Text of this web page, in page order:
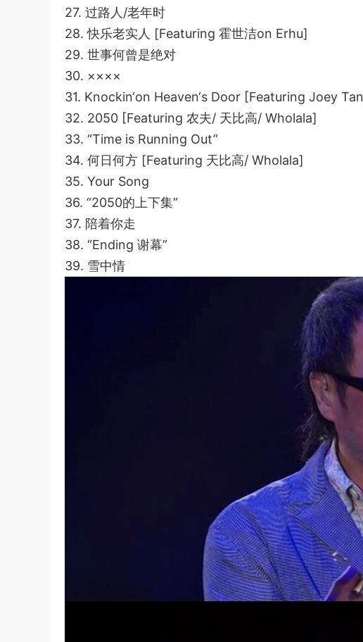
27. 过路人/老年时
28. 快乐老实人 [Featuring 霍世洁on Erhu]
29. 世事何曾是绝对
30. ××××
31. Knockin‘on Heaven‘s Door [Featuring Joey
32. 2050 [Featuring 农夫/ 天比高/ Wholala]
33. “Time is Running Out”
34. 何日何方 [Featuring 天比高/ Wholala]
35. Your Song
36. “2050的上下集”
37. 陪着你走
38. “Ending 谢幕”
39. 雪中情